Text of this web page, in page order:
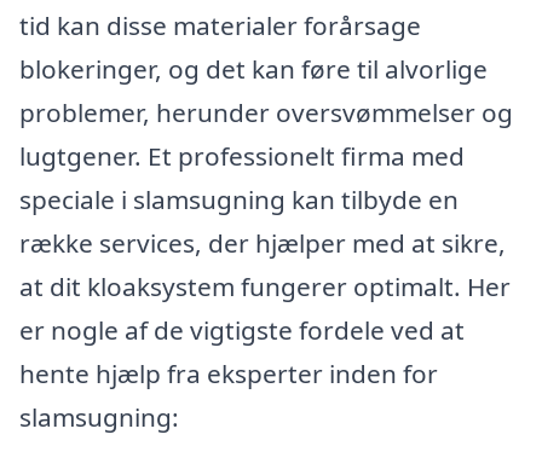
tid kan disse materialer forårsage
blokeringer, og det kan føre til alvorlige
problemer, herunder oversvømmelser og
lugtgener. Et professionelt firma med
speciale i slamsugning kan tilbyde en
række services, der hjælper med at sikre,
at dit kloaksystem fungerer optimalt. Her
er nogle af de vigtigste fordele ved at
hente hjælp fra eksperter inden for
slamsugning: